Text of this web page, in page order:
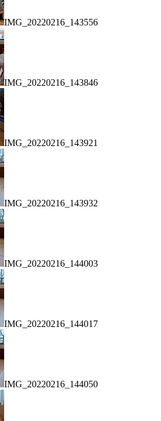
IMG_20220216_143556
IMG_20220216_143846
IMG_20220216_143921
IMG_20220216_143932
IMG_20220216_144003
IMG_20220216_144017
IMG_20220216_144050